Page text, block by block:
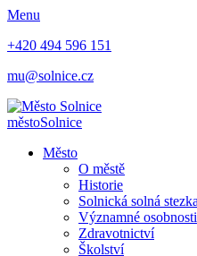
Menu
+420 494 596 151
mu@solnice.cz
městoSolnice
Město
O městě
Historie
Solnická solná stezka
Významné osobnosti
Zdravotnictví
Školství